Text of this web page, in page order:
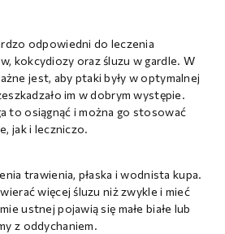
odpowiedni do leczenia
kokcydiozy oraz śluzu w gardle. W
jest, aby ptaki były w optymalnej
im w dobrym występie.
to osiągnąć i można go stosować
jak i leczniczo.
trawienia, płaska i wodnista kupa.
więcej śluzu niż zwykle i mieć
ustnej pojawią się małe białe lub
z oddychaniem.